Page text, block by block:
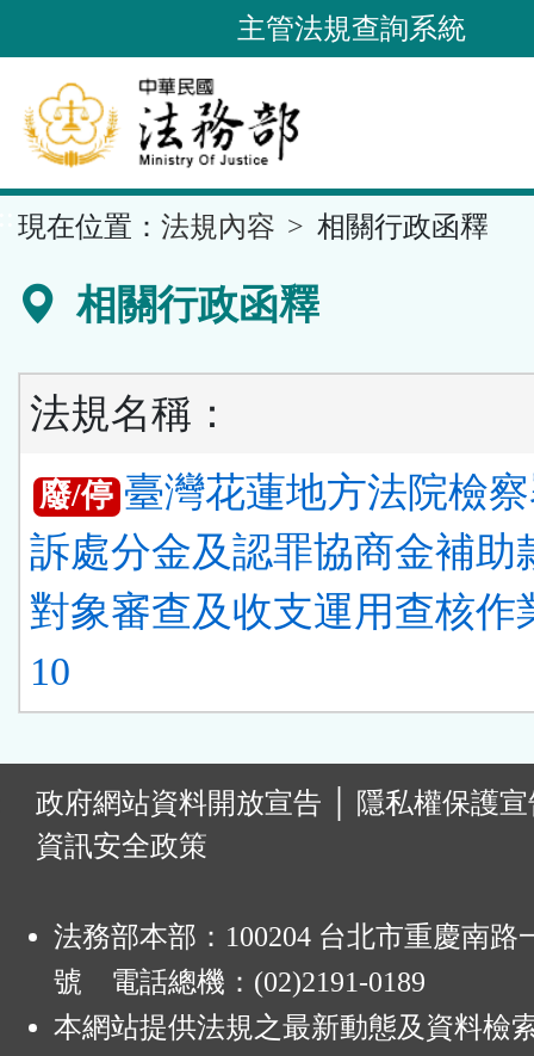
到
要
內
容
區
主管法規查詢系統
現在位置： 法規內容 相關行政函釋
相關行政函釋
法規名稱：
廢/停 臺灣花蓮地方法院檢
訴處分金及認罪協商金補助
對象審查及收支運用查核作
10
政府網站資料開放宣告
隱私權保護
資訊安全政策
法務部本部：100204 台北市重慶南路
號 電話總機：(02)2191-0189
本網站提供法規之最新動態及資料檢